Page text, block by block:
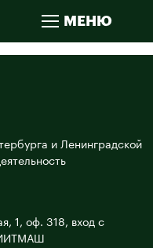
МЕНЮ
и Ленинградской
1, оф. 318, вход с